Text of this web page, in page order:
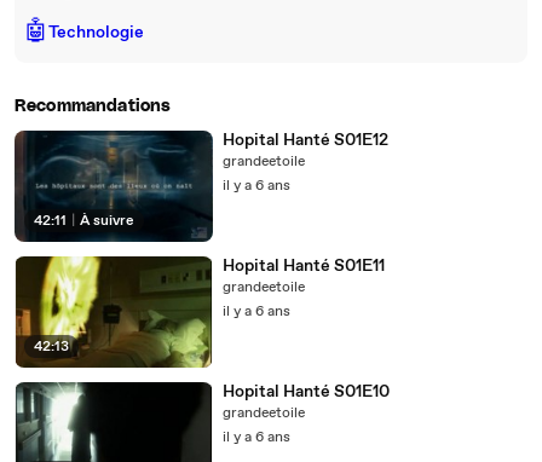
🤖Technologie
Recommandations
42:11 À suivre
Hopital Hanté S01E12
grandeetoile
il y a 6 ans
42:13
Hopital Hanté S01E11
grandeetoile
il y a 6 ans
Hopital Hanté S01E10
grandeetoile
il y a 6 ans